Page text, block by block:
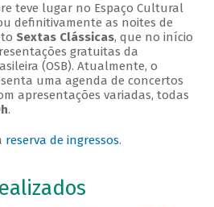
teve lugar no Espaço Cultural
definitivamente as noites de
Sextas Clássicas, que no início
gratuitas da
(OSB). Atualmente, o
uma agenda de concertos
apresentações variadas, todas
.
reserva de ingressos.